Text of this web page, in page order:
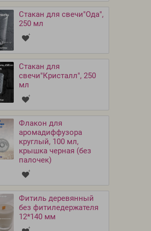
Стакан для свечи"Ода",
250 мл
Стакан для
свечи"Кристалл", 250
мл
Флакон для
аромадиффузора
круглый, 100 мл,
крышка черная (без
палочек)
Фитиль деревянный
без фитиледержателя
12*140 мм